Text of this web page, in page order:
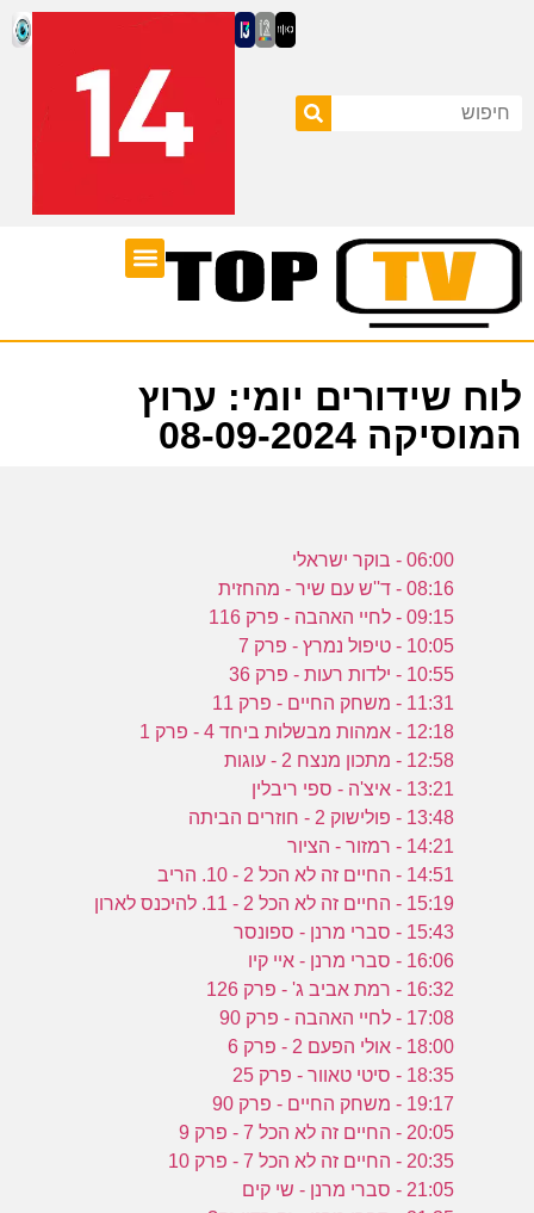
לוח שידורים יומי: ערוץ
המוסיקה 08-09-2024
06:00 - בוקר ישראלי
08:16 - ד''ש עם שיר - מהחזית
09:15 - לחיי האהבה - פרק 116
10:05 - טיפול נמרץ - פרק 7
10:55 - ילדות רעות - פרק 36
11:31 - משחק החיים - פרק 11
12:18 - אמהות מבשלות ביחד 4 - פרק 1
12:58 - מתכון מנצח 2 - עוגות
13:21 - איצ'ה - ספי ריבלין
13:48 - פולישוק 2 - חוזרים הביתה
14:21 - רמזור - הציור
14:51 - החיים זה לא הכל 2 - 10. הריב
15:19 - החיים זה לא הכל 2 - 11. להיכנס לארון
15:43 - סברי מרנן - ספונסר
16:06 - סברי מרנן - איי קיו
16:32 - רמת אביב ג' - פרק 126
17:08 - לחיי האהבה - פרק 90
18:00 - אולי הפעם 2 - פרק 6
18:35 - סיטי טאוור - פרק 25
19:17 - משחק החיים - פרק 90
20:05 - החיים זה לא הכל 7 - פרק 9
20:35 - החיים זה לא הכל 7 - פרק 10
21:05 - סברי מרנן - שי קים